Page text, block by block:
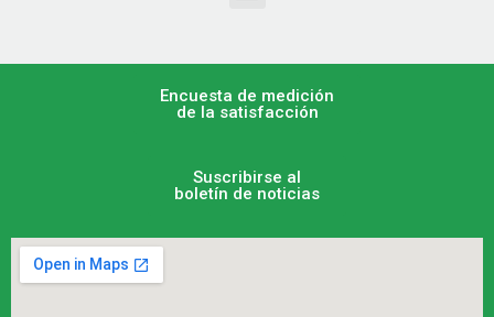
Encuesta de medición
de la satisfacción
Suscribirse al
boletín de noticias